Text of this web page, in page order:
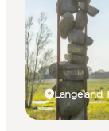
Planlæg
Langeland,